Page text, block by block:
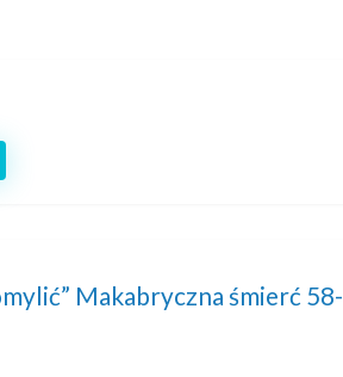
Makabryczna śmierć 58-